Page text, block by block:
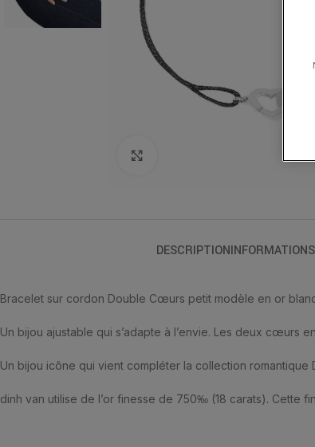
DESCRIPTION
Bracelet sur cordon Double Cœurs petit modèle en or
Un bijou ajustable qui s’adapte à l’envie. Les deux cœurs
Un bijou icône qui vient compléter la collection romantique
dinh van utilise de l’or finesse de 750‰ (18 carats). Cette